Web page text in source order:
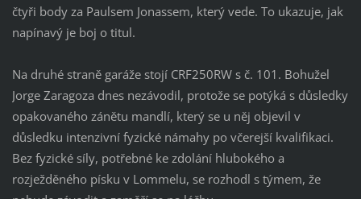
čtyři body za Paulsem Jonassem, který vede. To ukazuje, jak
napínavý je boj o titul.
Na druhé straně garáže stojí CRF250RW s č. 101. Bohužel
Jorge Zaragoza dnes nezávodil, protože se potýká s důsledky
opakovaného zánětu mandlí, který se u něj objevil v
důsledku intenzivní fyzické námahy po včerejší kvalifikaci.
Bez fyzické síly, potřebné ke zdolání hlubokého a
rozježděného písku v Lommelu, se rozhodl s týmem, že